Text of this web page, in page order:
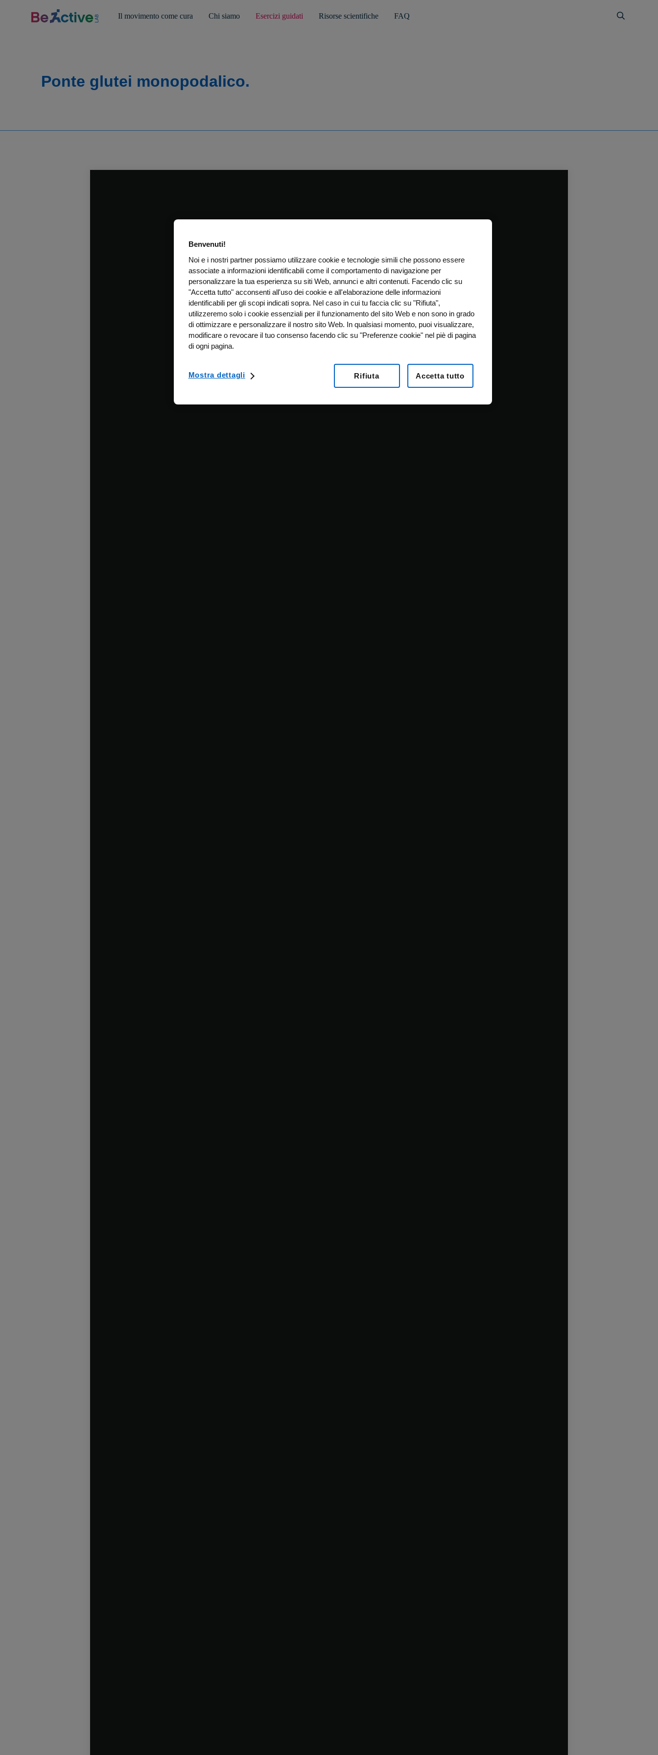
Il movimento come cura Chi siamo Esercizi guidati Risorse scientifiche FAQ
Ponte glutei monopodalico.
Benvenuti!
Noi e i nostri partner possiamo utilizzare cookie e tecnologie simili che possono essere
associate a informazioni identificabili come il comportamento di navigazione per
personalizzare la tua esperienza su siti Web, annunci e altri contenuti. Facendo clic su
"Accetta tutto" acconsenti all'uso dei cookie e all'elaborazione delle informazioni
identificabili per gli scopi indicati sopra. Nel caso in cui tu faccia clic su "Rifiuta",
utilizzeremo solo i cookie essenziali per il funzionamento del sito Web e non sono in grado
di ottimizzare e personalizzare il nostro sito Web. In qualsiasi momento, puoi visualizzare,
modificare o revocare il tuo consenso facendo clic su "Preferenze cookie" nel piè di pagina
di ogni pagina.
Mostra dettagli Rifiuta Accetta tutto